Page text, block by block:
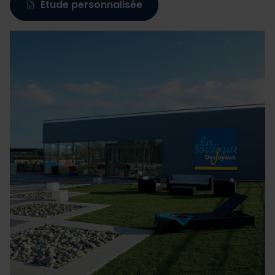
Les cookies nous permettent de personnaliser le contenu
et les annonces, d'offrir des fonctionnalités relatives aux
publicité et d'analyse, qui peuvent combiner celles-ci
avec d'autres informations que vous leur avez fournies
ou qu'ils ont collectées lors de votre utilisation de leurs
Étude personnalisée